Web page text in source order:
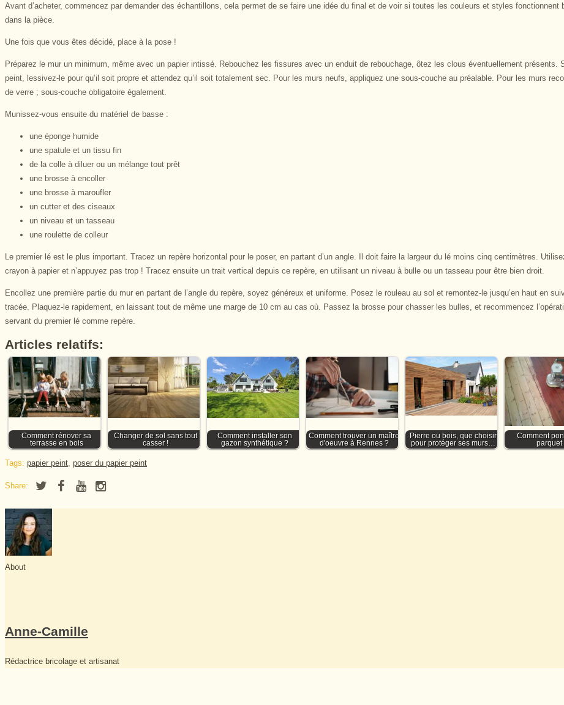
Avant d’acheter, commencez par demander des échantillons, cela permet de se faire une idée du final et de voir si toutes les couleurs et styles fonctionnent
dans la pièce.
Une fois que vous êtes décidé, place à la pose !
Préparez le mur un minimum, même avec un papier intissé. Rebouchez les fissures avec un enduit de rebouchage, ôtez les clous éventuellement présents.
peint, lessivez-le pour qu’il soit propre et attendez qu’il soit totalement sec. Pour les murs neufs, appliquez une sous-couche au préalable. Pour les murs
de verre ; sous-couche obligatoire également.
Munissez-vous ensuite du matériel de basse :
une éponge humide
une spatule et un tissu fin
de la colle à diluer ou un mélange tout prêt
une brosse à encoller
une brosse à maroufler
un cutter et des ciseaux
un niveau et un tasseau
une roulette de colleur
Le premier lé est le plus important. Tracez un repère horizontal pour le poser, en partant d’un angle. Il doit faire la largeur du lé moins cinq centimètres.
crayon à papier et n’appuyez pas trop ! Tracez ensuite un trait vertical depuis ce repère, en utilisant un niveau à bulle ou un tasseau pour être bien droit.
Encollez une première partie du mur en partant de l’angle du repère, soyez généreux et uniforme. Posez le rouleau au sol et remontez-le jusqu’en haut en
tracée. Plaquez-le rapidement, en laissant tout de même une marge de 10 cm au cas où. Passez la brosse pour chasser les bulles, et recommencez
servant du premier lé comme repère.
Articles relatifs:
Comment rénover sa
terrasse en bois
Changer de sol sans tout
casser !
Comment installer son
gazon synthétique ?
Comment trouver un maître
d'oeuvre à Rennes ?
Pierre ou bois, que choisir
pour protéger ses murs…
Comment
parquet
Tags: papier peint poser du papier peint
Share:
About
Anne-Camille
Rédactrice bricolage et artisanat